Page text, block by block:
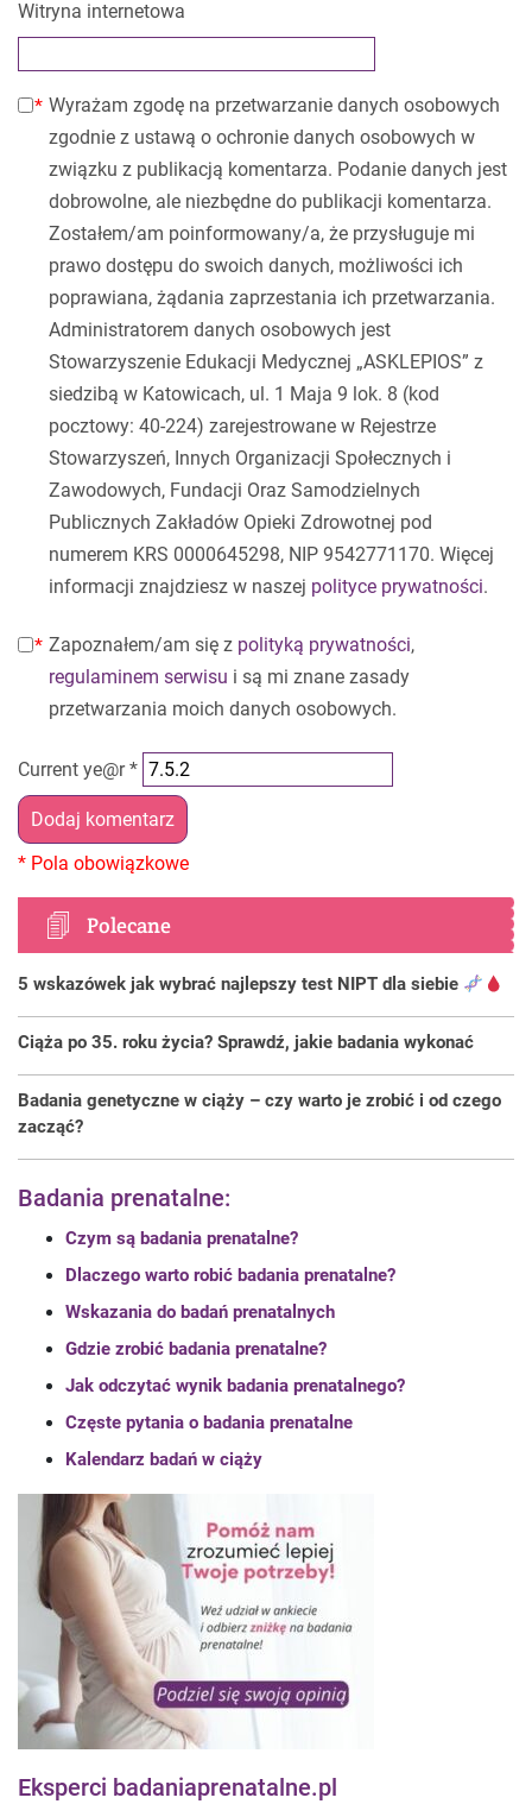
Witryna internetowa
Wyrażam zgodę na przetwarzanie danych osobowych
zgodnie z ustawą o ochronie danych osobowych w
związku z publikacją komentarza. Podanie danych jest
dobrowolne, ale niezbędne do publikacji komentarza.
Zostałem/am poinformowany/a, że przysługuje mi
prawo dostępu do swoich danych, możliwości ich
poprawiana, żądania zaprzestania ich przetwarzania.
Administratorem danych osobowych jest
Stowarzyszenie Edukacji Medycznej „ASKLEPIOS” z
siedzibą w Katowicach, ul. 1 Maja 9 lok. 8 (kod
pocztowy: 40-224) zarejestrowane w Rejestrze
Stowarzyszeń, Innych Organizacji Społecznych i
Zawodowych, Fundacji Oraz Samodzielnych
Publicznych Zakładów Opieki Zdrowotnej pod
numerem KRS 0000645298, NIP 9542771170. Więcej
informacji znajdziesz w naszej polityce prywatności.
Zapoznałem/am się z polityką prywatności,
regulaminem serwisu i są mi znane zasady
przetwarzania moich danych osobowych.
Current ye@r*
Polecane
5 wskazówek jak wybrać najlepszy test NIPT dla siebie
Ciąża po 35. roku życia? Sprawdź, jakie badania wykonać
Badania genetyczne w ciąży – czy warto je zrobić i od czego
zacząć?
Badania prenatalne:
Czym są badania prenatalne?
Dlaczego warto robić badania prenatalne?
Wskazania do badań prenatalnych
Gdzie zrobić badania prenatalne?
Jak odczytać wynik badania prenatalnego?
Częste pytania o badania prenatalne
Kalendarz badań w ciąży
Eksperci badaniaprenatalne.pl